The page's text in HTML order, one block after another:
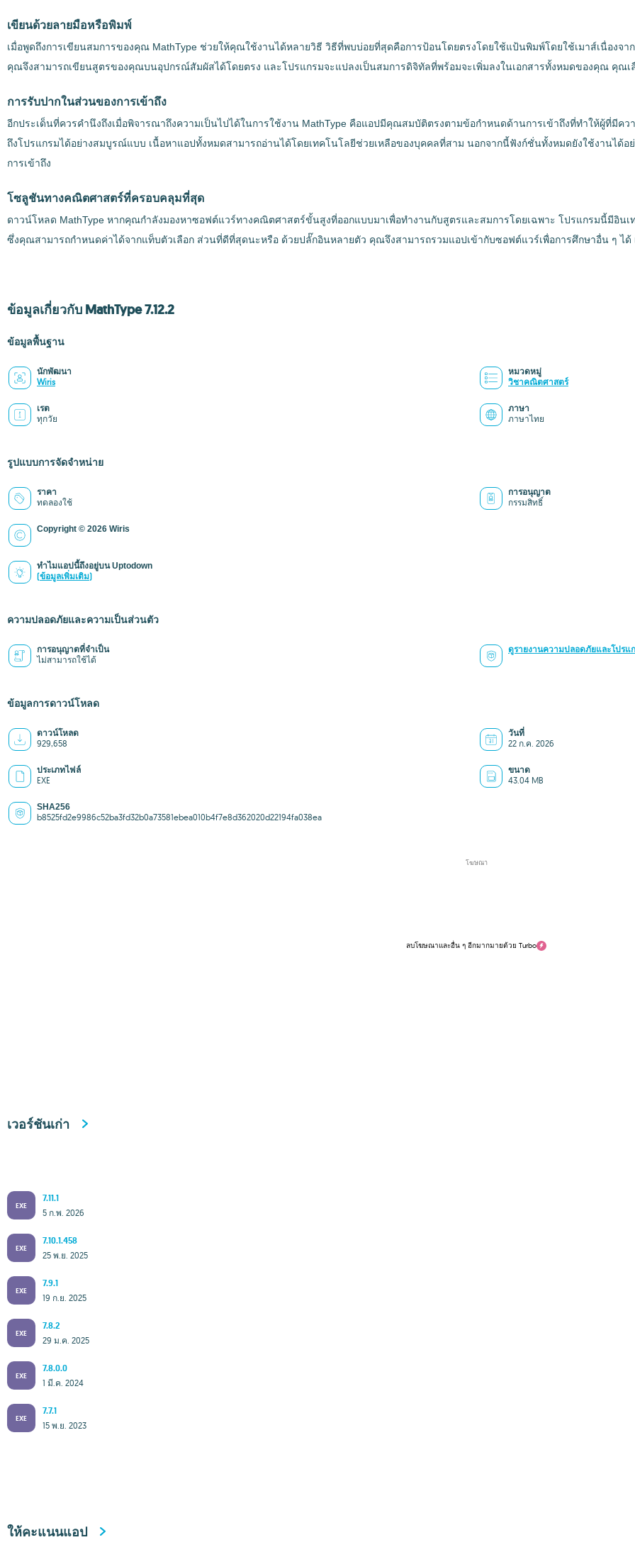
เขียนด้วยลายมือหรือพิมพ์
เมื่อพูดถึงการเขียนสมการของคุณ MathType ช่วยให้คุณใช้งานได้หลายวิธี วิธีที่พบบ่อยที่สุดคือการป้อนโดยตรงโดยใช้แป้นพิมพ์โดยใช้เมาส์เนื่องจ
คุณจึงสามารถเขียนสูตรของคุณบนอุปกรณ์สัมผัสได้โดยตรง และโปรแกรมจะแปลงเป็นสมการดิจิทัลที่พร้อมจะเพิ่มลงในเอกสารทั้งหมดของคุณ คุณ
การรับปากในส่วนของการเข้าถึง
อีกประเด็นที่ควรคำนึงถึงเมื่อพิจารณาถึงความเป็นไปได้ในการใช้งาน MathType คือแอปมีคุณสมบัติตรงตามข้อกำหนดด้านการเข้าถึงที่ทำให้ผู้ที่มีคว
ถึงโปรแกรมได้อย่างสมบูรณ์แบบ เนื้อหาแอปทั้งหมดสามารถอ่านได้โดยเทคโนโลยีช่วยเหลือของบุคคลที่สาม นอกจากนี้ฟังก์ชั่นทั้งหมดยังใช้งานได้อ
การเข้าถึง
โซลูชันทางคณิตศาสตร์ที่ครอบคลุมที่สุด
ดาวน์โหลด MathType หากคุณกำลังมองหาซอฟต์แวร์ทางคณิตศาสตร์ขั้นสูงที่ออกแบบมาเพื่อทำงานกับสูตรและสมการโดยเฉพาะ โปรแกรมนี้มีอินเ
ซึ่งคุณสามารถกำหนดค่าได้จากแท็บตัวเลือก ส่วนที่ดีที่สุดนะหรือ ด้วยปลั๊กอินหลายตัว คุณจึงสามารถรวมแอปเข้ากับซอฟต์แวร์เพื่อการศึกษาอื่น ๆ ได้
ข้อมูลเกี่ยวกับ MathType 7.12.2
ข้อมูลพื้นฐาน
นักพัฒนา
Wiris
หมวดหมู่
วิชาคณิตศาสตร์
เรต
ทุกวัย
ภาษา
ภาษาไทย
รูปแบบการจัดจำหน่าย
ราคา
ทดลองใช้
การอนุญาต
กรรมสิทธิ์
Copyright © 2026 Wiris
ทำไมแอปนี้ถึงอยู่บน Uptodown
(ข้อมูลเพิ่มเติม)
ความปลอดภัยและความเป็นส่วนตัว
การอนุญาตที่จำเป็น
ไม่สามารถใช้ได้
ดูรายงานความปลอดภัยและโปรแ
ข้อมูลการดาวน์โหลด
ดาวน์โหลด
929,658
วันที่
22 ก.ค. 2026
ประเภทไฟล์
EXE
ขนาด
43.04 MB
SHA256
b8525fd2e9986c52ba3fd32b0a73581ebea010b4f7e8d362020d22194fa038ea
โฆษณา
ลบโฆษณาและอื่น ๆ อีกมากมายด้วย Turbo
เวอร์ชันเก่า
EXE
7.11.1
5 ก.พ. 2026
EXE
7.10.1.458
25 พ.ย. 2025
EXE
7.9.1
19 ก.ย. 2025
EXE
7.8.2
29 ม.ค. 2025
EXE
7.8.0.0
1 มี.ค. 2024
EXE
7.7.1
15 พ.ย. 2023
ให้คะแนนแอป